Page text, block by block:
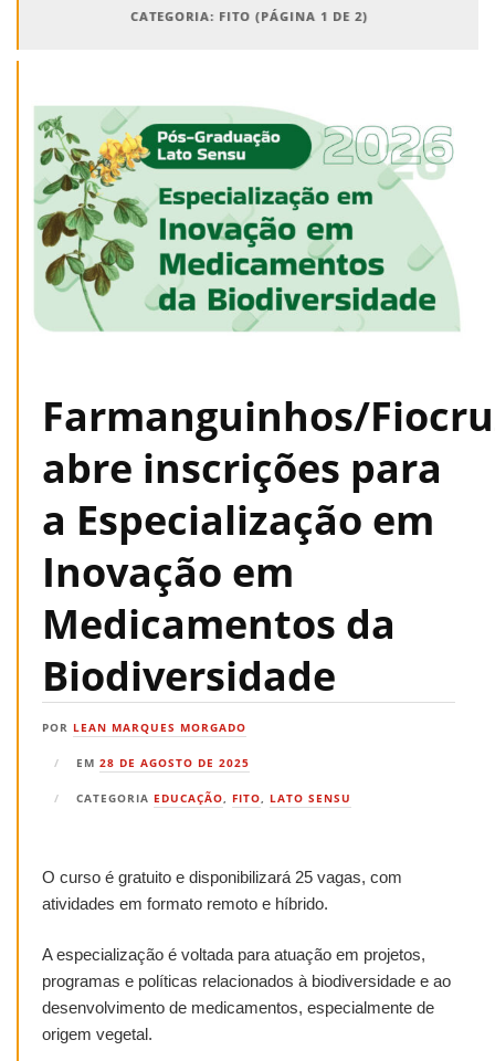
CATEGORIA: FITO (PÁGINA 1 DE 2)
Farmanguinhos/
abre inscrições para
a Especialização em
Inovação em
Medicamentos da
Biodiversidade
POR LEAN MARQUES MORGADO
EM 28 DE AGOSTO DE 2025
CATEGORIA EDUCAÇÃO, FITO, LATO SENSU
O curso é gratuito e disponibilizará 25 vagas, com
atividades em formato remoto e híbrido.
A especialização é voltada para atuação em projetos,
programas e políticas relacionados à biodiversidade e ao
desenvolvimento de medicamentos, especialmente de
origem vegetal.